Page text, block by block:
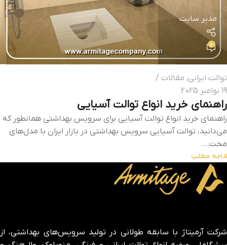
مدیر سایت
0
توالت ایرانی, مقالات
19 نوامبر 2025
راهنمای خرید انواع توالت آسیایی
راهنمای خرید انواع توالت آسیایی برای سرویس بهداشتی همانطور که
می‌دانید، توالت آسیایی سرویس بهداشتی در بازار ایران با مدل‌های
مخت...
ادامه مطلب
شرکت آرمیتاژ با سابقه طولانی در تولید سرویس‌های بهداشتی، از